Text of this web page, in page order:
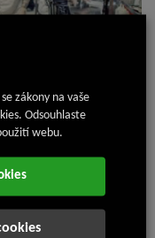
zákony na vaše
Odsouhlaste
webu.